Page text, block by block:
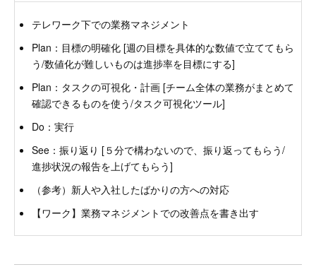
テレワーク下での業務マネジメント
Plan：目標の明確化 [週の目標を具体的な数値で立ててもら
う/数値化が難しいものは進捗率を目標にする]
Plan：タスクの可視化・計画 [チーム全体の業務がまとめて
確認できるものを使う/タスク可視化ツール]
Do：実行
See：振り返り [５分で構わないので、振り返ってもらう/
進捗状況の報告を上げてもらう]
（参考）新人や入社したばかりの方への対応
【ワーク】業務マネジメントでの改善点を書き出す